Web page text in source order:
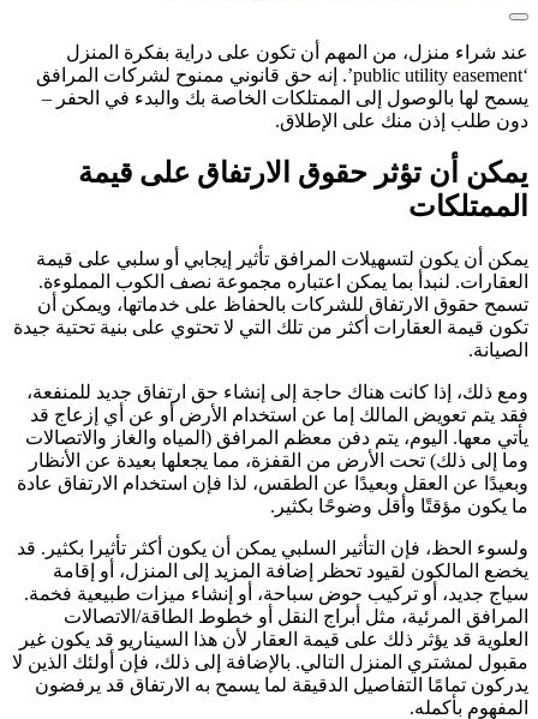
عند شراء منزل، من المهم أن تكون على دراية بفكرة المنزل
‘public utility easement’. إنه حق قانوني ممنوح لشركات المرافق
يسمح لها بالوصول إلى الممتلكات الخاصة بك والبدء في الحفر –
دون طلب إذن منك على الإطلاق.
يمكن أن تؤثر حقوق الارتفاق على قيمة
الممتلكات
يمكن أن يكون لتسهيلات المرافق تأثير إيجابي أو سلبي على قيمة
العقارات. لنبدأ بما يمكن اعتباره مجموعة نصف الكوب المملوءة.
تسمح حقوق الارتفاق للشركات بالحفاظ على خدماتها، ويمكن أن
تكون قيمة العقارات أكثر من تلك التي لا تحتوي على بنية تحتية جيدة
الصيانة.
ومع ذلك، إذا كانت هناك حاجة إلى إنشاء حق ارتفاق جديد للمنفعة،
فقد يتم تعويض المالك إما عن استخدام الأرض أو عن أي إزعاج قد
يأتي معها. اليوم، يتم دفن معظم المرافق (المياه والغاز والاتصالات
وما إلى ذلك) تحت الأرض من القفزة، مما يجعلها بعيدة عن الأنظار
وبعيدًا عن العقل وبعيدًا عن الطقس، لذا فإن استخدام الارتفاق عادة
ما يكون مؤقتًا وأقل وضوحًا بكثير.
ولسوء الحظ، فإن التأثير السلبي يمكن أن يكون أكثر تأثيرا بكثير. قد
يخضع المالكون لقيود تحظر إضافة المزيد إلى المنزل، أو إقامة
سياج جديد، أو تركيب حوض سباحة، أو إنشاء ميزات طبيعية فخمة.
المرافق المرئية، مثل أبراج النقل أو خطوط الطاقة/الاتصالات
العلوية قد يؤثر ذلك على قيمة العقار لأن هذا السيناريو قد يكون غير
مقبول لمشتري المنزل التالي. بالإضافة إلى ذلك، فإن أولئك الذين لا
يدركون تمامًا التفاصيل الدقيقة لما يسمح به الارتفاق قد يرفضون
المفهوم بأكمله.